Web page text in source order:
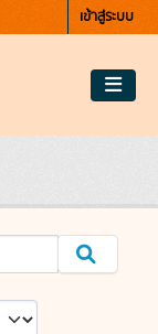
เข้าสู่ระบบ